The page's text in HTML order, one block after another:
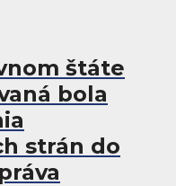
štáte
bola
strán do